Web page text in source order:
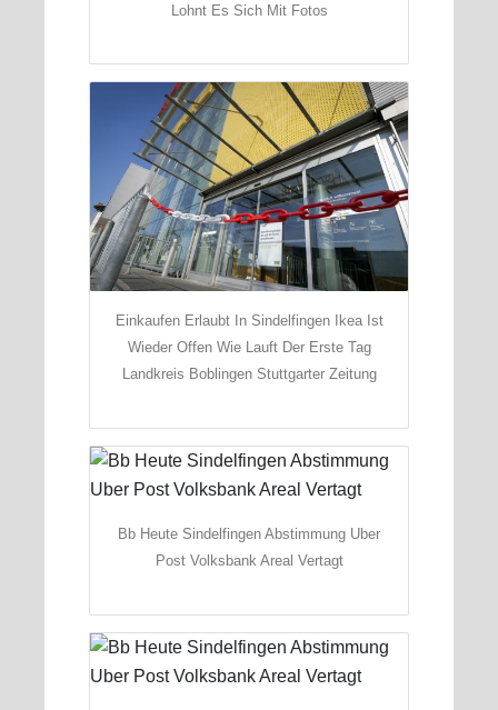
Lohnt Es Sich Mit Fotos
Einkaufen Erlaubt In Sindelfingen Ikea Ist
Wieder Offen Wie Lauft Der Erste Tag
Landkreis Boblingen Stuttgarter Zeitung
Bb Heute Sindelfingen Abstimmung Uber
Post Volksbank Areal Vertagt